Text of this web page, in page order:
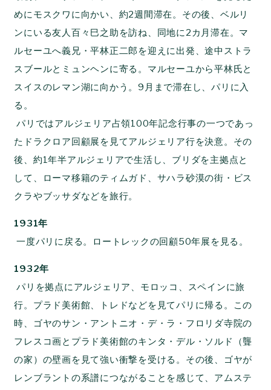
めにモスクワに向かい、約2週間滞在。その後、ベルリ
ンにいる友人百々巳之助を訪ね、同地に2カ月滞在。マ
ルセーユへ義兄・平林正二郎を迎えに出発、途中ストラ
スブールとミュンヘンに寄る。マルセーユから平林氏と
スイスのレマン湖に向かう。9月まで滞在し、パリに入
る。
パリではアルジェリア占領100年記念行事の一つであっ
たドラクロア回顧展を見てアルジェリア行を決意。その
後、約1年半アルジェリアで生活し、ブリダを主拠点と
して、ローマ移籍のティムガド、サハラ砂漠の街・ビス
クラやブッサダなどを旅行。
1931年
一度パリに戻る。ロートレックの回顧50年展を見る。
1932年
パリを拠点にアルジェリア、モロッコ、スペインに旅
行。プラド美術館、トレドなどを見てパリに帰る。この
時、ゴヤのサン・アントニオ・デ・ラ・フロリダ寺院の
フレスコ画とプラド美術館のキンタ・デル・ソルド（聾
の家）の壁画を見て強い衝撃を受ける。その後、ゴヤが
レンブラントの系譜につながることを感じて、アムステ